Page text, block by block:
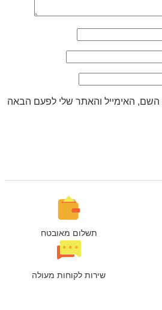
האימייל והאתר שלי לפעם הבאה
תשלום מאובטח
שירות לקוחות מעולה